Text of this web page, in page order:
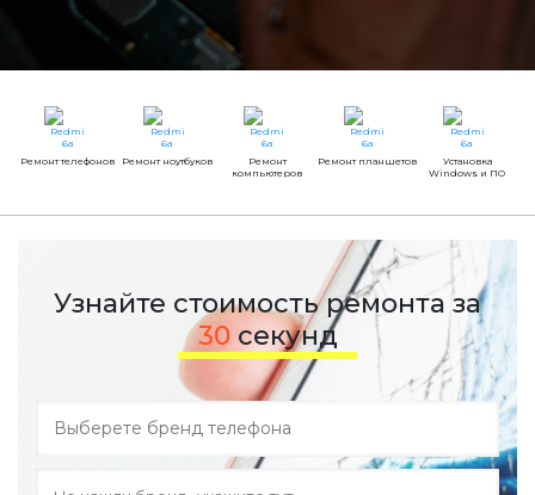
Ремонт телефонов Ремонт ноутбуков
Ремонт
компьютеров
Ремонт планшетов
Установка
Windows и ПО
Узнайте стоимость ремонта за
30 секунд